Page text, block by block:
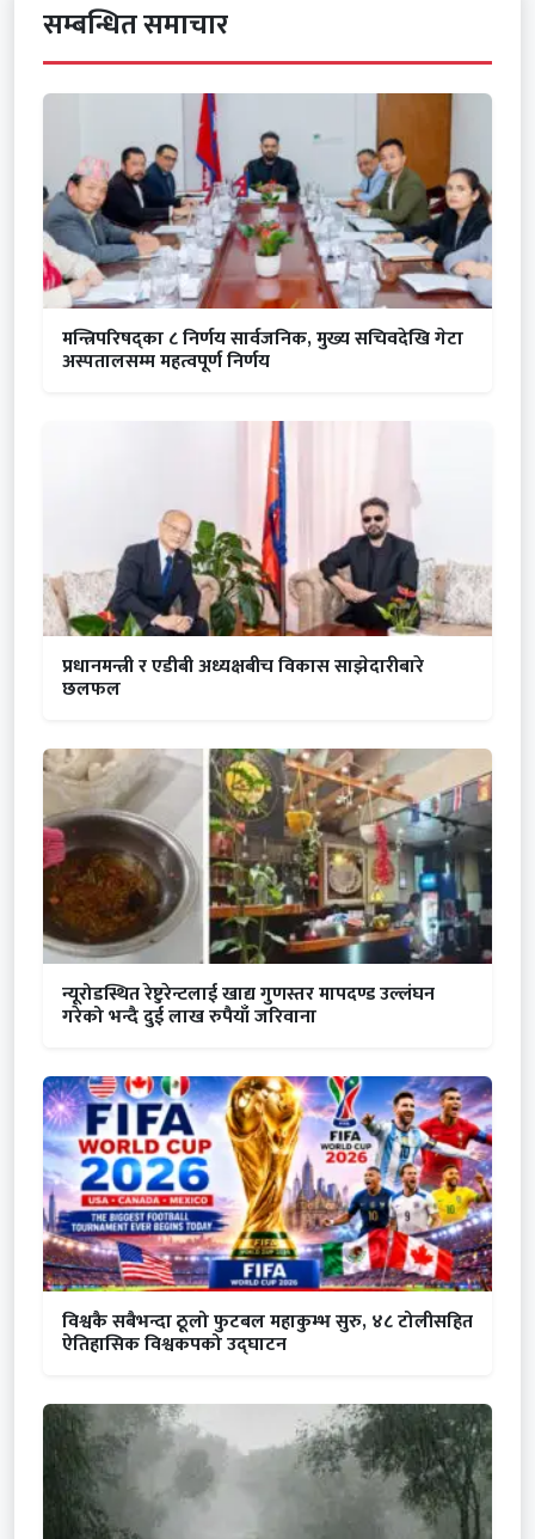
सम्बन्धित समाचार
मन्त्रिपरिषद्का ८ निर्णय सार्वजनिक, मुख्य सचिवदेखि गेटा
अस्पतालसम्म महत्वपूर्ण निर्णय
प्रधानमन्त्री र एडीबी अध्यक्षबीच विकास साझेदारीबारे
छलफल
न्यूरोडस्थित रेष्टुरेन्टलाई खाद्य गुणस्तर मापदण्ड उल्लंघन
गरेको भन्दै दुई लाख रुपैयाँ जरिवाना
विश्वकै सबैभन्दा ठूलो फुटबल महाकुम्भ सुरु, ४८ टोलीसहित
ऐतिहासिक विश्वकपको उद्घाटन